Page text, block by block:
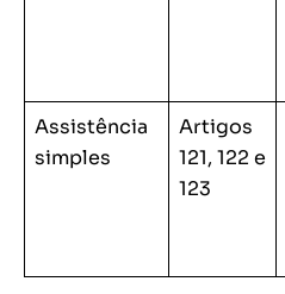
Assistência
simples
Artigos
121, 122 e
123